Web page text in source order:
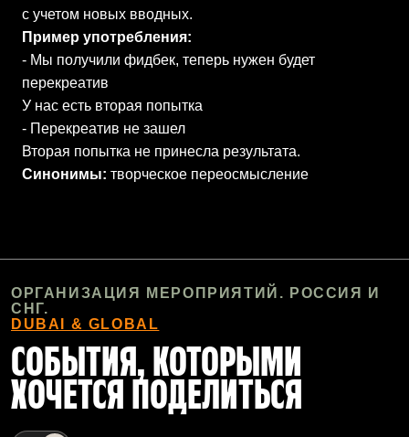
с учетом новых вводных.
Пример употребления:
- Мы получили фидбек, теперь нужен будет
перекреатив
У нас есть вторая попытка
- Перекреатив не зашел
Вторая попытка не принесла результата.
Синонимы: творческое переосмысление
ОРГАНИЗАЦИЯ МЕРОПРИЯТИЙ. РОССИЯ И
СНГ.
DUBAI & GLOBAL
СОБЫТИЯ, КОТОРЫМИ
ХОЧЕТСЯ ПОДЕЛИТЬСЯ